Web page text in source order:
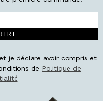
je déclare avoir compris et
de Politique de